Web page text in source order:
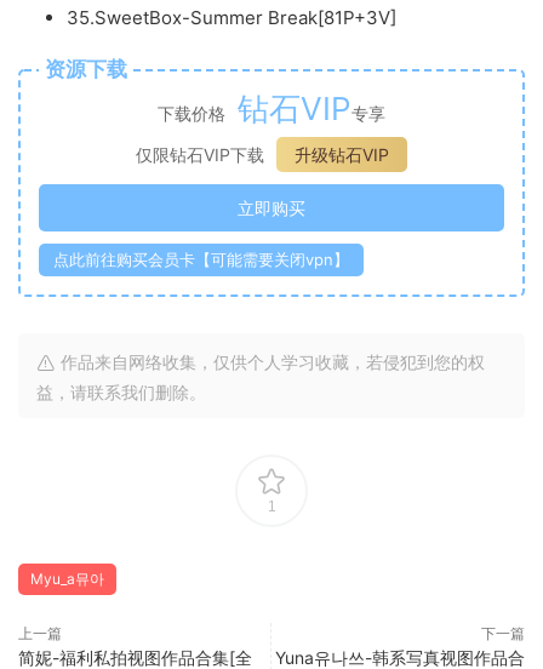
35.SweetBox-Summer Break[81P+3V]
资源下载
下载价格 钻石VIP专享
仅限钻石VIP下载
升级钻石VIP
立即购买
点此前往购买会员卡【可能需要关闭vpn】
作品来自网络收集，仅供个人学习收藏，若侵犯到您的权
益，请联系我们删除。
1
Myu_a뮤아
上一篇
简妮-福利私拍视图作品合集[全
下一篇
Yuna유나쓰-韩系写真视图作品合